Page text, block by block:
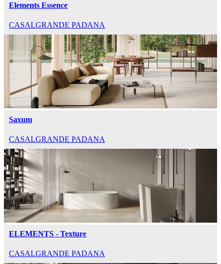
Elements Essence
CASALGRANDE PADANA
Saxum
CASALGRANDE PADANA
ELEMENTS - Texture
CASALGRANDE PADANA